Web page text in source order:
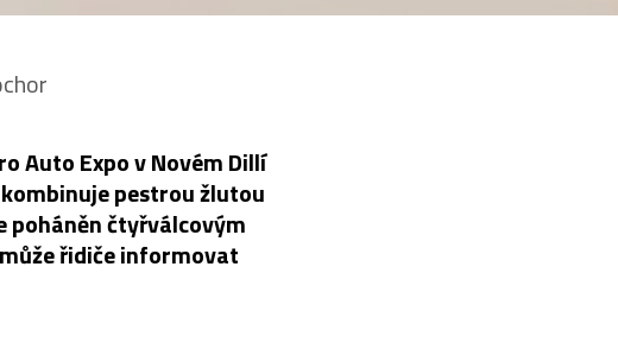
Auto Expo v Novém Dillí
pestrou žlutou
poháněn čtyřválcovým
řidiče informovat